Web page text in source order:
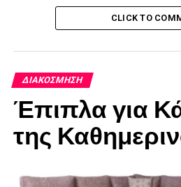
λίγα λεπτά!
CLICK TO
ΔΙΑΚΌΣΜΗΣΗ
Έπιπλα για
της